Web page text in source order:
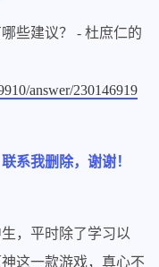
些建议？ - 杜庶仁的
answer/230146919
系我删除，谢谢！
，平时除了学习以
这一款游戏，真心不